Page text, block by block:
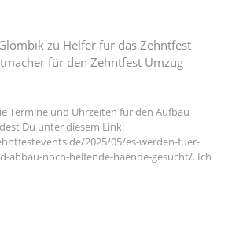
zu Helfer für das Zehntfest
für den Zehntfest Umzug
Termine und Uhrzeiten für den Aufbau
Du unter diesem Link:
2025/05/es-werden-fuer-
abbau-noch-helfende-haende-gesucht/. Ich